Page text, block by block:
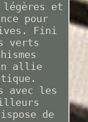
légères et
pour
Fini
verts
allie
avec les
de